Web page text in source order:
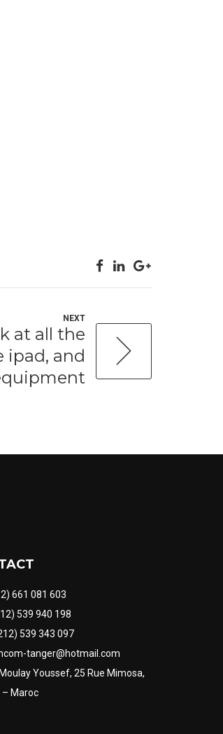
NEXT
at all the
ipad, and
661 081 603
539 940 198
539 343 097
tanger@hotmail.com
Youssef, 25 Rue Mimosa,
– Maroc